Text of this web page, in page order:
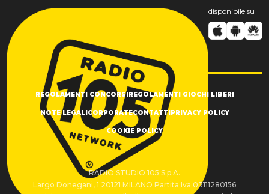
disponibile su
REGOLAMENTI CONCORSIREGOLAMENTI GIOCHI LIBERI
NOTE LEGALICORPORATECONTATTIPRIVACY POLICY
COOKIE POLICY
RADIO STUDIO 105 S.p.A.
Largo Donegani, 1 20121 MILANO Partita Iva 03111280156